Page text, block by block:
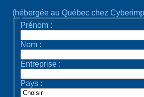
(hébergée au Québec chez
Prénom :
Nom :
Entreprise :
Pays :